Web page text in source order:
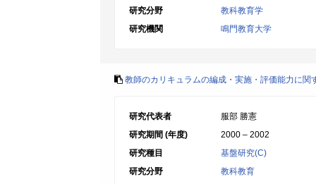
研究分野
教科教育学
研究機関
鳴門教育大学
教師のカリキュラムの編成・実施・評価能力に関
研究代表者
服部 勝憲
研究期間 (年度)
2000 – 2002
研究種目
基盤研究(C)
研究分野
教科教育